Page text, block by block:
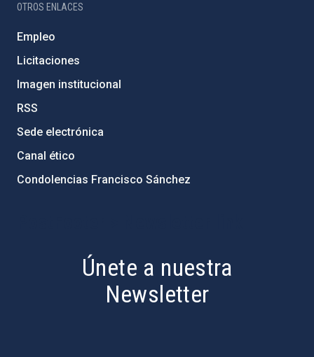
OTROS ENLACES
Empleo
Licitaciones
Imagen institucional
RSS
Sede electrónica
Canal ético
Condolencias Francisco Sánchez
Únete a nuestra
Newsletter